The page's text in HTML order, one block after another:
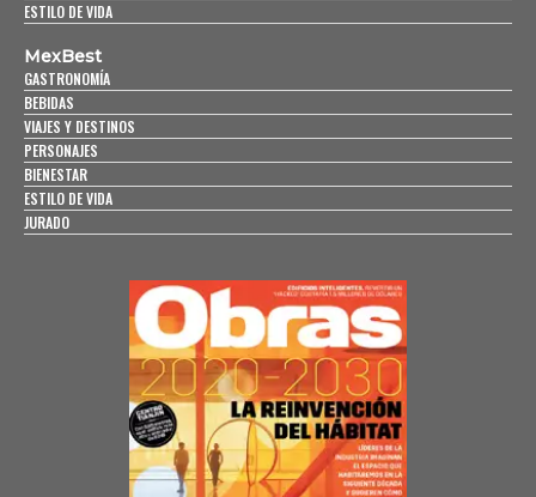
ESTILO DE VIDA
MexBest
GASTRONOMÍA
BEBIDAS
VIAJES Y DESTINOS
PERSONAJES
BIENESTAR
ESTILO DE VIDA
JURADO